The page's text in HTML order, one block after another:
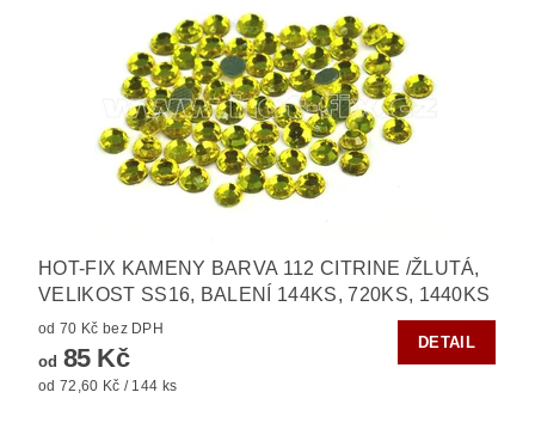
HOT-FIX KAMENY BARVA 112 CITRINE /ŽLUTÁ,
VELIKOST SS16, BALENÍ 144KS, 720KS, 1440KS
od 70 Kč bez DPH
od 85 Kč
od 72,60 Kč / 144 ks
DETAIL